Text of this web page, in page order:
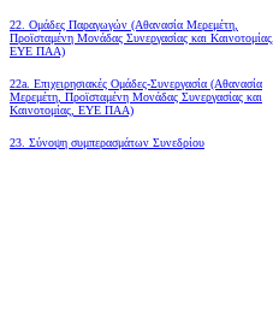
22. Ομάδες Παραγωγών (Αθανασία Μερεμέτη,
Προϊσταμένη Μονάδας Συνεργασίας και Καινοτομίας,
ΕΥΕ ΠΑΑ)
22a. Επιχειρησιακές Ομάδες-Συνεργασία (Αθανασία
Μερεμέτη, Προϊσταμένη Μονάδας Συνεργασίας και
Καινοτομίας, ΕΥΕ ΠΑΑ)
23. Σύνοψη συμπερασμάτων Συνεδρίου